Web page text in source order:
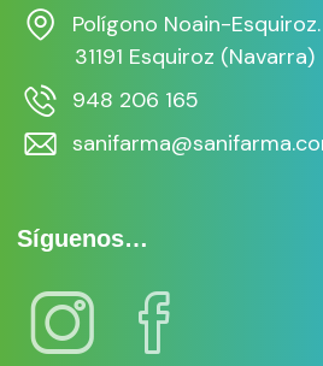
Polígono Noain-
31191 Esquiroz (Navarra)
948 206 165
Síguenos…